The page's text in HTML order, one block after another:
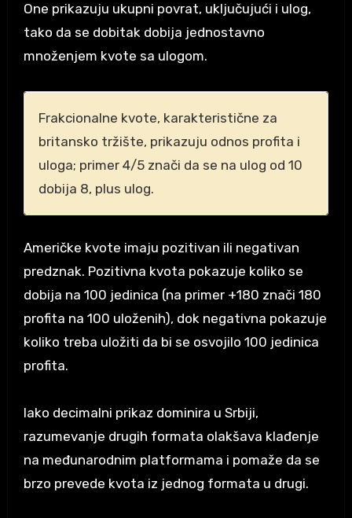
One prikazuju ukupni povrat, uključujući i ulog,
tako da se dobitak dobija jednostavno
množenjem kvote sa ulogom.
Frakcionalne kvote, karakteristične za
britansko tržište, prikazuju odnos profita i
uloga; primer 4/5 znači da se na ulog od 10
dobija 8, plus ulog.
Američke kvote imaju pozitivan ili negativan
predznak. Pozitivna kvota pokazuje koliko se
dobija na 100 jedinica (na primer +180 znači 180
profita na 100 uloženih), dok negativna pokazuje
koliko treba uložiti da bi se osvojilo 100 jedinica
profita.
Iako decimalni prikaz dominira u Srbiji,
razumevanje drugih formata olakšava klađenje
na međunarodnim platformama i pomaže da se
brzo prevede kvota iz jednog formata u drugi.